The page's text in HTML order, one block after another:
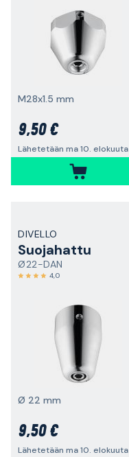
M28x1.5 mm
9,50 €
Lähetetään ma 10. elokuuta
DIVELLO
Suojahattu
Ø22-DAN
4,0
Ø 22 mm
9,50 €
Lähetetään ma 10. elokuuta